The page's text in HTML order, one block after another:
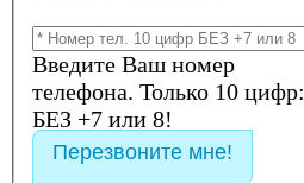
Введите Ваш номер
телефона. Только 10 цифр:
БЕЗ +7 или 8!
Перезвоните мне!